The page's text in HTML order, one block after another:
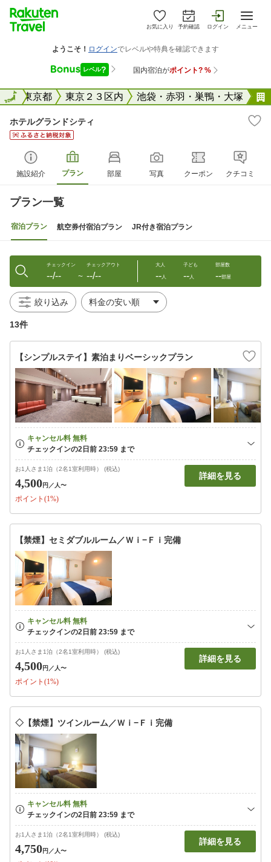
お気に入り 予約確認 ログイン メニュー
全国東京都 東京２３区内 池袋・赤羽・巣鴨・大塚
全国
ホテルグランドシティ
施設紹介 プラン 部屋 写真 クーポン クチコミ
プラン一覧
宿泊プラン 航空券付宿泊プラン JR付き宿泊プラン
チェックイン
--/-- 〜
チェックアウト
--/--
大人
--人
子ども
--人
部屋数
--部屋
絞り込み
13件
【シンプルステイ】素泊まりベーシックプラン
お1人さま1泊（2名1室利用時） (税込)
4,500円 ／人〜
ポイント(1%)
詳細を見る
【禁煙】セミダブルルーム／Ｗｉ−Ｆｉ完備
お1人さま1泊（2名1室利用時） (税込)
4,500円 ／人〜
ポイント(1%)
詳細を見る
◇【禁煙】ツインルーム／Ｗｉ−Ｆｉ完備
お1人さま1泊（2名1室利用時） (税込)
4,750円 ／人〜
詳細を見る